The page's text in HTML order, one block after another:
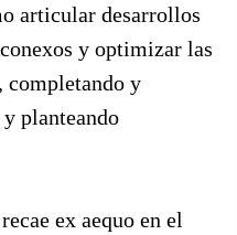
articular desarrollos
y optimizar las
completando y
planteando
ex aequo en el